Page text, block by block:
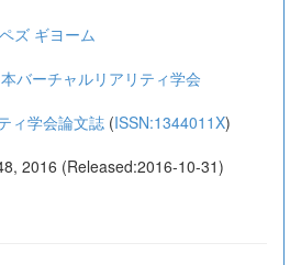
ズ ギヨーム
バーチャルリアリティ学会
ィ学会論文誌 (ISSN:1344011X)
2016 (Released:2016-10-31)